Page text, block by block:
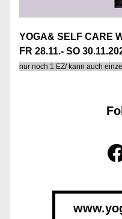
YOGA& SELF CARE
FR 28.11.- SO
nur noch 1 EZ/ kann auch